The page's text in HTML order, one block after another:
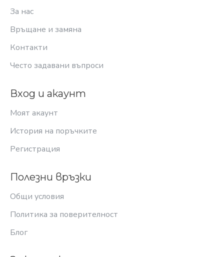
За нас
Връщане и замяна
Контакти
Често задавани въпроси
Вход и акаунт
Моят акаунт
История на поръчките
Регистрация
Полезни връзки
Общи условия
Политика за поверителност
Блог